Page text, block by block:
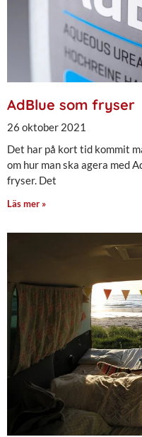
AdBlue som fryser
26 oktober 2021
Det har på kort tid kommit
om hur man ska agera med
fryser. Det
Läs mer »